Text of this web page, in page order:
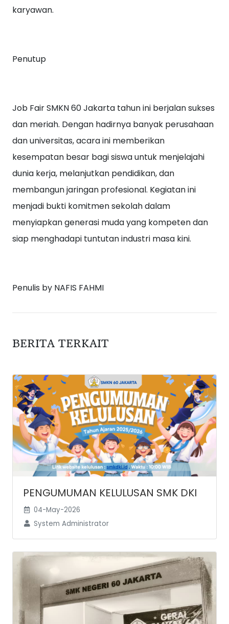
karyawan.
Penutup
Job Fair SMKN 60 Jakarta tahun ini berjalan sukses
dan meriah. Dengan hadirnya banyak perusahaan
dan universitas, acara ini memberikan
kesempatan besar bagi siswa untuk menjelajahi
dunia kerja, melanjutkan pendidikan, dan
membangun jaringan profesional. Kegiatan ini
menjadi bukti komitmen sekolah dalam
menyiapkan generasi muda yang kompeten dan
siap menghadapi tuntutan industri masa kini.
Penulis by NAFIS FAHMI
BERITA TERKAIT
PENGUMUMAN KELULUSAN SMK DKI
04-May-2026
System Administrator